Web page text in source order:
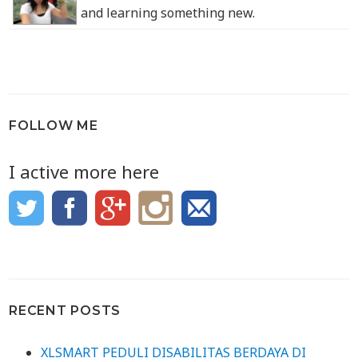
and learning something new.
FOLLOW ME
I active more here
RECENT POSTS
XLSMART PEDULI DISABILITAS BERDAYA DI